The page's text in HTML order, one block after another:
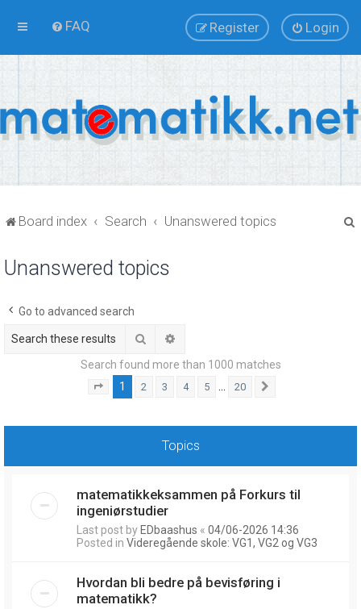
FAQ Login
Register
Board index Search Unanswered topics
Unanswered topics
Go to advanced search
Search
Search found more than 1000 matches
Page of 20
1 2 3 4 5 20
Topics
matematikkeksammen på Forkurs til
ingeniørstudier
Last post by EDbaashus « 04/06-2026 14:36
Posted in Videregående skole: VG1, VG2 og VG3
Hvordan bli bedre på bevisføring i
matematikk?